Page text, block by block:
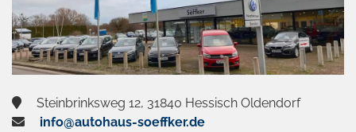
Steinbrinksweg 12, 31840 Hessisch Oldendorf
info@autohaus-soeffker.de